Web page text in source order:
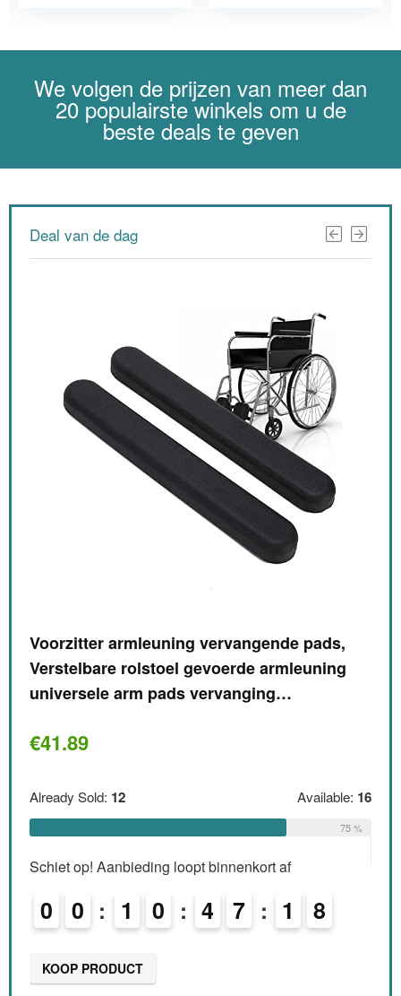
We volgen de prijzen van meer dan
20 populairste winkels om u de
beste deals te geven
Deal van de dag
Voorzitter armleuning vervangende pads,
Verstelbare rolstoel gevoerde armleuning
universele arm pads vervanging…
€41.89
Already Sold: 12 Available: 16
75 %
Schiet op! Aanbieding loopt binnenkort af
0 0 1 0 4 7 1 7
KOOP PRODUCT